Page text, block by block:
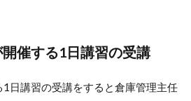
催する1日講習の受講
日講習の受講をすると倉庫管理主任